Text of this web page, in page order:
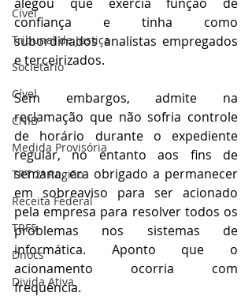
Cível
Tribunal de Justiça
Societário
Cível
CNIB
Medida Provisória
TRT 2ª Região
Receita Federal
TRF5
Dnocs
Divida Ativa
confiança e tinha como
subordinados analistas empregados
e terceirizados.
Sem embargos, admite na
reclamação que não sofria controle
de horário durante o expediente
regular, no entanto aos fins de
semana, era obrigado a permanecer
em sobreaviso para ser acionado
pela empresa para resolver todos os
problemas nos sistemas de
informática. Aponto que o
acionamento ocorria com
frequência.